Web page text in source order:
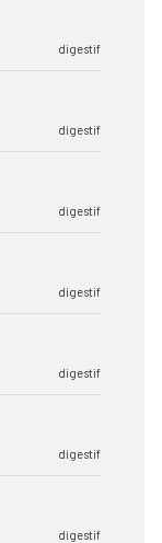
digestif
digestif
digestif
digestif
digestif
digestif
digestif